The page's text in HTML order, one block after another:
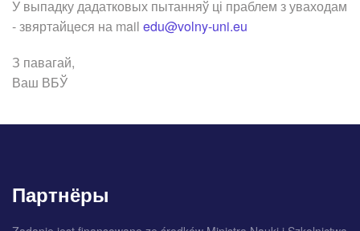
У выпадку дадатковых пытанняў ці праблем з уваходам
- звяртайцeся на mail edu@volny-uni.eu
З павагай,
Ваш ВБЎ
Партнёры